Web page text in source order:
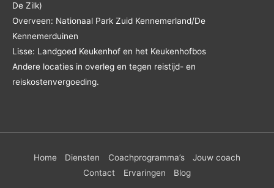
De Zilk)
Overveen: Nationaal Park Zuid Kennemerland/De
Kennemerduinen
Lisse: Landgoed Keukenhof en het Keukenhofbos
Andere locaties in overleg en tegen reistijd- en
reiskostenvergoeding.
Home Diensten Coachprogramma’s
Jouw coach
Contact
Ervaringen Blog